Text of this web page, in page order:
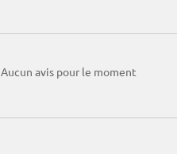
Aucun avis pour le moment